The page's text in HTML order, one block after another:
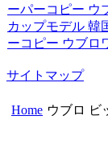
ーパーコピー ウ
カップモデル 韓
ーコピー ウブロ
サイトマップ
Home ウブロ ビ